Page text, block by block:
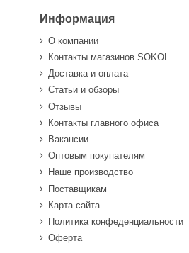
Информация
О компании
Контакты магазинов SOKOL
Доставка и оплата
Статьи и обзоры
Отзывы
Контакты главного офиса
Вакансии
Оптовым покупателям
Наше производство
Поставщикам
Карта сайта
Политика конфеденциальности
Оферта